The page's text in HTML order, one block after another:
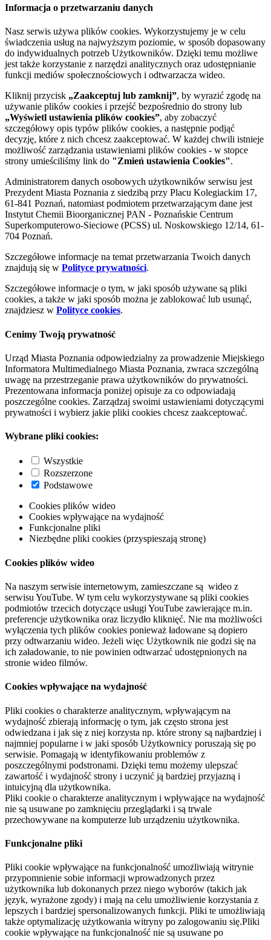
Informacja o przetwarzaniu danych
Nasz serwis używa plików cookies. Wykorzystujemy je w celu
świadczenia usług na najwyższym poziomie, w sposób dopasowany
do indywidualnych potrzeb Użytkowników. Dzięki temu możliwe
jest także korzystanie z narzędzi analitycznych oraz udostępnianie
funkcji mediów społecznościowych i odtwarzacza wideo.
Kliknij przycisk „Zaakceptuj lub zamknij”, by wyrazić zgodę na
używanie plików cookies i przejść bezpośrednio do strony lub
„Wyświetl ustawienia plików cookies”, aby zobaczyć
szczegółowy opis typów plików cookies, a następnie podjąć
decyzję, które z nich chcesz zaakceptować. W każdej chwili istnieje
możliwość zarządzania ustawieniami plików cookies - w stopce
strony umieściliśmy link do "Zmień ustawienia Cookies".
Administratorem danych osobowych użytkowników serwisu jest
Prezydent Miasta Poznania z siedzibą przy Placu Kolegiackim 17,
61-841 Poznań, natomiast podmiotem przetwarzającym dane jest
Instytut Chemii Bioorganicznej PAN - Poznańskie Centrum
Superkomputerowo-Sieciowe (PCSS) ul. Noskowskiego 12/14, 61-
704 Poznań.
Szczegółowe informacje na temat przetwarzania Twoich danych
znajdują się w Polityce prywatności.
Szczegółowe informacje o tym, w jaki sposób używane są pliki
cookies, a także w jaki sposób można je zablokować lub usunąć,
znajdziesz w Polityce cookies.
Cenimy Twoją prywatność
Urząd Miasta Poznania odpowiedzialny za prowadzenie Miejskiego
Informatora Multimedialnego Miasta Poznania, zwraca szczególną
uwagę na przestrzeganie prawa użytkowników do prywatności.
Prezentowana informacja poniżej opisuje za co odpowiadają
poszczególne cookies. Zarządzaj swoimi ustawieniami dotyczącymi
prywatności i wybierz jakie pliki cookies chcesz zaakceptować.
Wybrane pliki cookies:
Wszystkie
Rozszerzone
Podstawowe
Cookies plików wideo
Cookies wpływające na wydajność
Funkcjonalne pliki
Niezbędne pliki cookies (przyspieszają stronę)
Cookies plików wideo
Na naszym serwisie internetowym, zamieszczane są wideo z
serwisu YouTube. W tym celu wykorzystywane są pliki cookies
podmiotów trzecich dotyczące usługi YouTube zawierające m.in.
preferencje użytkownika oraz liczydło kliknięć. Nie ma możliwości
wyłączenia tych plików cookies ponieważ ładowane są dopiero
przy odtwarzaniu wideo. Jeżeli więc Użytkownik nie godzi się na
ich załadowanie, to nie powinien odtwarzać udostępnionych na
stronie wideo filmów.
Cookies wpływające na wydajność
Pliki cookies o charakterze analitycznym, wpływającym na
wydajność zbierają informację o tym, jak często strona jest
odwiedzana i jak się z niej korzysta np. które strony są najbardziej i
najmniej popularne i w jaki sposób Użytkownicy poruszają się po
serwisie. Pomagają w identyfikowaniu problemów z
poszczególnymi podstronami. Dzięki temu możemy ulepszać
zawartość i wydajność strony i uczynić ją bardziej przyjazną i
intuicyjną dla użytkownika.
Pliki cookie o charakterze analitycznym i wpływające na wydajność
nie są usuwane po zamknięciu przeglądarki i są trwale
przechowywane na komputerze lub urządzeniu użytkownika.
Funkcjonalne pliki
Pliki cookie wpływające na funkcjonalność umożliwiają witrynie
przypomnienie sobie informacji wprowadzonych przez
użytkownika lub dokonanych przez niego wyborów (takich jak
język, wyrażone zgody) i mają na celu umożliwienie korzystania z
lepszych i bardziej spersonalizowanych funkcji. Pliki te umożliwiają
także optymalizację użytkowania witryny po zalogowaniu się.Pliki
cookie wpływające na funkcjonalność nie są usuwane po